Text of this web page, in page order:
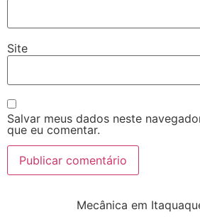
Site
Salvar meus dados neste
que eu comentar.
Mecânica em